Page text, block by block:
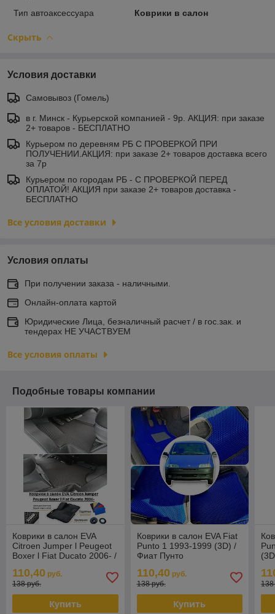
Тип автоаксессуара
Коврики в салон
Скрыть
Условия доставки
Самовывоз (Гомель)
в г. Минск - Курьерской компанией - 9р. АКЦИЯ: при заказе
2+ товаров - БЕСПЛАТНО
Курьером по деревням РБ С ПРОВЕРКОЙ ПРИ
ПОЛУЧЕНИИ.АКЦИЯ: при заказе 2+ товаров доставка всего
за 7р
Курьером по городам РБ - С ПРОВЕРКОЙ ПЕРЕД
ОПЛАТОЙ! АКЦИЯ при заказе 2+ товаров доставка -
БЕСПЛАТНО
Все условия доставки
Условия оплаты
При получении заказа - наличными.
Онлайн-оплата картой
Юридические Лица, безналичный расчет / в гос.зак. и
тендерах НЕ УЧАСТВУЕМ
Все условия оплаты
Подобные товары компании
Коврики в салон EVA
Citroen Jumper l Peugeot
Boxer l Fiat Ducato 2006- /
Дукат
110,40 руб.
138 руб.
Купить
Коврики в салон EVA Fiat
Punto 1 1993-1999 (3D) /
Фиат Пунто
110,40руб.
138 руб.
Купить
138